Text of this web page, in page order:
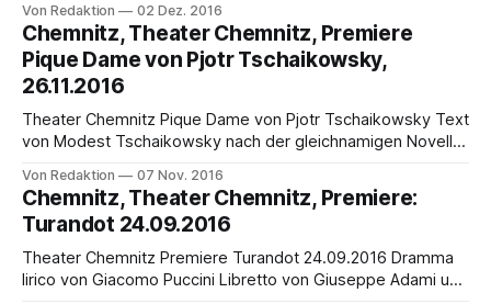
Robert-Schumann-Philharmonie. Nachdem Felix Bender die
Sparten Oper und Philharmonie in der Spielzeit 2016/2017
als kommissarischer Generalmusikdirektor geleitet hat, tritt
Guillermo García Calvo die Position
Von Redaktion 02 Dez. 2016
Chemnitz, Theater Chemnitz, Premiere
Pique Dame von Pjotr Tschaikowsky,
26.11.2016
Theater Chemnitz Pique Dame von Pjotr Tschaikowsky Text
von Modest Tschaikowsky nach der gleichnamigen Novelle
mit deutschen Übertiteln Premiere: 26. November 2016,
19.00 Uhr im Opernhaus Chemnitz Die Geschichte : Ganz
Paris war früher verrückt nach ihr, der „Venus von Moskau“.
Nun ist
Von Redaktion 07 Nov. 2016
Chemnitz, Theater Chemnitz, Premiere:
Turandot 24.09.2016
Theater Chemnitz Premiere Turandot 24.09.2016 Dramma
lirico von Giacomo Puccini Libretto von Giuseppe Adami und